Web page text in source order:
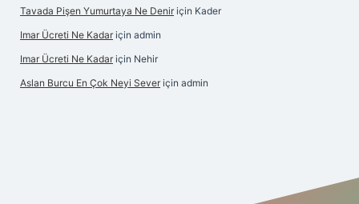
Tavada Pişen Yumurtaya Ne Denir için Kader
Imar Ücreti Ne Kadar için admin
Imar Ücreti Ne Kadar için Nehir
Aslan Burcu En Çok Neyi Sever için admin
elexbetgiris.org